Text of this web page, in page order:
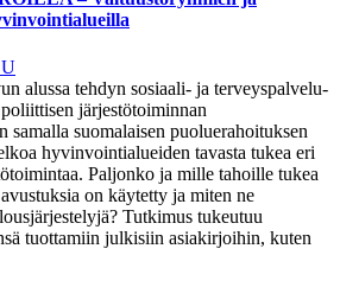
alussa tehdyn sosiaali- ja terveyspalvelu-
järjestötoiminnan
samalla suomalaisen puoluerahoituksen
hyvinvointialueiden tavasta tukea eri
Paljonko ja mille tahoille tukea
on käytetty ja miten ne
Tutkimus tukeutuu
tuottamiin julkisiin asiakirjoihin, kuten